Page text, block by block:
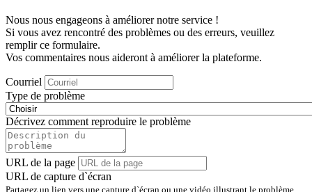
Nous nous engageons à améliorer notre service !
Si vous avez rencontré des problèmes ou des erreurs, veuillez
remplir ce formulaire.
Vos commentaires nous aideront à améliorer la plateforme.
Courriel
Type de problème
Décrivez comment reproduire le problème
URL de la page
URL de capture d`écran
Partagez un lien vers une capture d`écran ou une vidéo illustrant le problème